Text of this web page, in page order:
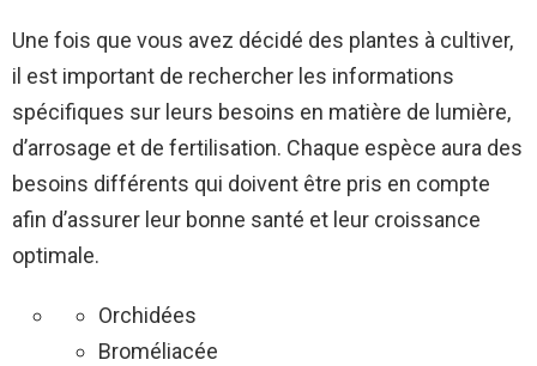
Une fois que vous avez décidé des plantes à cultiver,
il est important de rechercher les informations
spécifiques sur leurs besoins en matière de lumière,
d’arrosage et de fertilisation. Chaque espèce aura des
besoins différents qui doivent être pris en compte
afin d’assurer leur bonne santé et leur croissance
optimale.
Orchidées
Broméliacée